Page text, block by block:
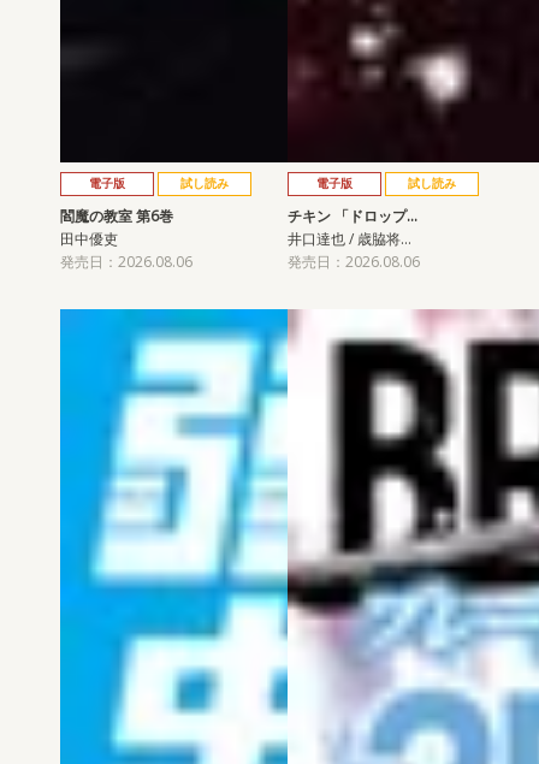
電子版 試し読み
閻魔の教室 第6巻
田中優吏
発売日：2026.08.06
電子版 試し読み
チキン 「ドロップ…
井口達也 / 歳脇将…
発売日：2026.08.06